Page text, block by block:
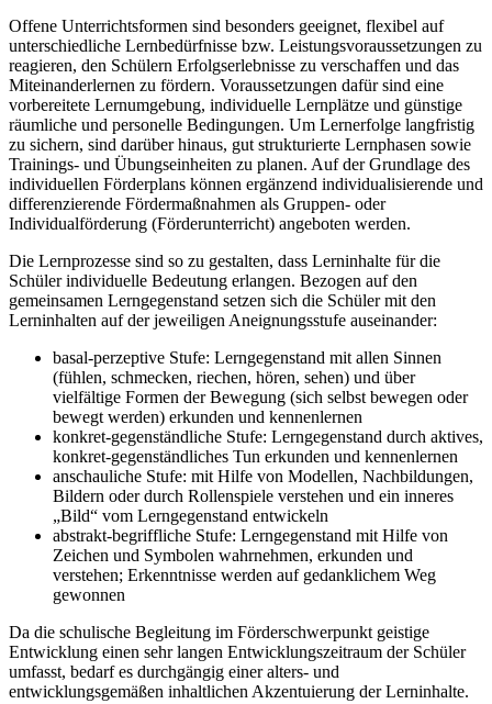
Offene Unterrichtsformen sind besonders geeignet, flexibel auf
unterschiedliche Lernbedürfnisse bzw. Leistungsvoraussetzungen zu
reagieren, den Schülern Erfolgserlebnisse zu verschaffen und das
Miteinanderlernen zu fördern. Voraussetzungen dafür sind eine
vorbereitete Lernumgebung, individuelle Lernplätze und günstige
räumliche und personelle Bedingungen. Um Lernerfolge langfristig
zu sichern, sind darüber hinaus, gut strukturierte Lernphasen sowie
Trainings- und Übungseinheiten zu planen. Auf der Grundlage des
individuellen Förderplans können ergänzend individualisierende und
differenzierende Fördermaßnahmen als Gruppen- oder
Individualförderung (Förderunterricht) angeboten werden.
Die Lernprozesse sind so zu gestalten, dass Lerninhalte für die
Schüler individuelle Bedeutung erlangen. Bezogen auf den
gemeinsamen Lerngegenstand setzen sich die Schüler mit den
Lerninhalten auf der jeweiligen Aneignungsstufe auseinander:
basal-perzeptive Stufe: Lerngegenstand mit allen Sinnen
(fühlen, schmecken, riechen, hören, sehen) und über
vielfältige Formen der Bewegung (sich selbst bewegen oder
bewegt werden) erkunden und kennenlernen
konkret-gegenständliche Stufe: Lerngegenstand durch aktives,
konkret-gegenständliches Tun erkunden und kennenlernen
anschauliche Stufe: mit Hilfe von Modellen, Nachbildungen,
Bildern oder durch Rollenspiele verstehen und ein inneres
„Bild“ vom Lerngegenstand entwickeln
abstrakt-begriffliche Stufe: Lerngegenstand mit Hilfe von
Zeichen und Symbolen wahrnehmen, erkunden und
verstehen; Erkenntnisse werden auf gedanklichem Weg
gewonnen
Da die schulische Begleitung im Förderschwerpunkt geistige
Entwicklung einen sehr langen Entwicklungszeitraum der Schüler
umfasst, bedarf es durchgängig einer alters- und
entwicklungsgemäßen inhaltlichen Akzentuierung der Lerninhalte.